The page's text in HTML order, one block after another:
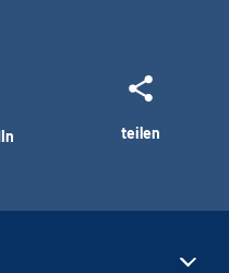
teilen